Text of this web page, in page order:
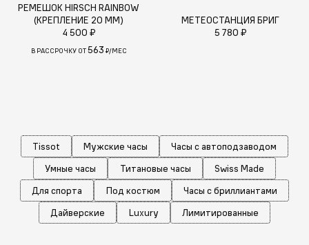
РЕМЕШОК HIRSCH RAINBOW
(КРЕПЛЕНИЕ 20 ММ)
4 500 ₽
В РАССРОЧКУ ОТ563 ₽/МЕС
МЕТЕОСТАНЦИЯ БРИГ
5 780 ₽
Tissot Мужские часы
Часы с автоподзаводом
Умные часы
Титановые часы
Swiss Made
Для спорта
Под костюм
Часы с бриллиантами
Дайверские
Luxury Лимитированные